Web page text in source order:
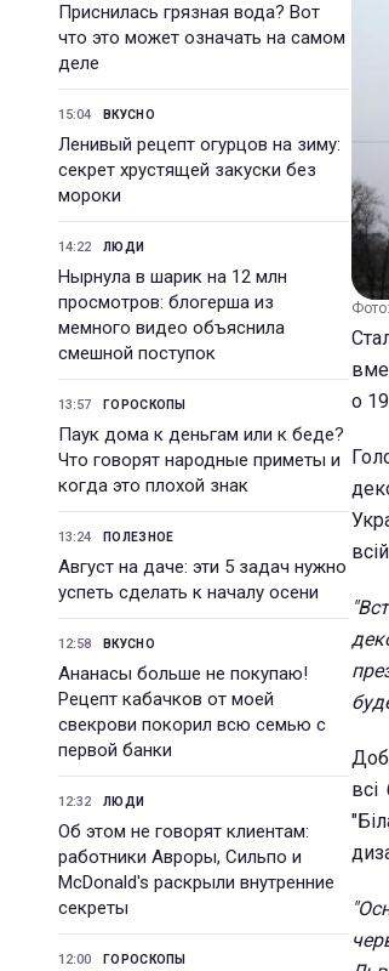
Приснилась грязная вода? Вот
что это может означать на самом
деле
15:04 ВКУСНО
Ленивый рецепт огурцов на зиму:
секрет хрустящей закуски без
мороки
14:22 ЛЮДИ
Нырнула в шарик на 12 млн
просмотров: блогерша из
мемного видео объяснила
смешной поступок
13:57 ГОРОСКОПЫ
Паук дома к деньгам или к беде?
Что говорят народные приметы и
когда это плохой знак
13:24 ПОЛЕЗНОЕ
Август на даче: эти 5 задач нужно
успеть сделать к началу осени
12:58 ВКУСНО
Ананасы больше не покупаю!
Рецепт кабачков от моей
свекрови покорил всю семью с
первой банки
12:32 ЛЮДИ
Об этом не говорят клиентам:
работники Авроры, Сильпо и
McDonald's раскрыли внутренние
секреты
12:00 ГОРОСКОПЫ
о